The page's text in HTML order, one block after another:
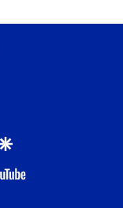
google
youtube-